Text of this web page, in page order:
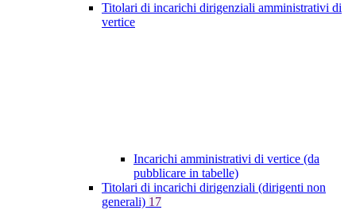
Titolari di incarichi dirigenziali amministrativi di
vertice
Incarichi amministrativi di vertice (da
pubblicare in tabelle)
Titolari di incarichi dirigenziali (dirigenti non
generali) 17